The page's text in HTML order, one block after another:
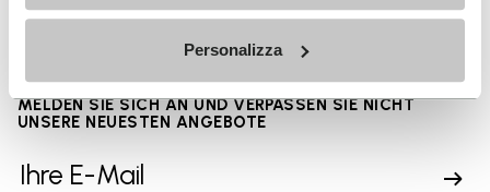
Personalizza
MELDEN SIE SICH AN UND VERPASSEN SIE NICHT
UNSERE NEUESTEN ANGEBOTE